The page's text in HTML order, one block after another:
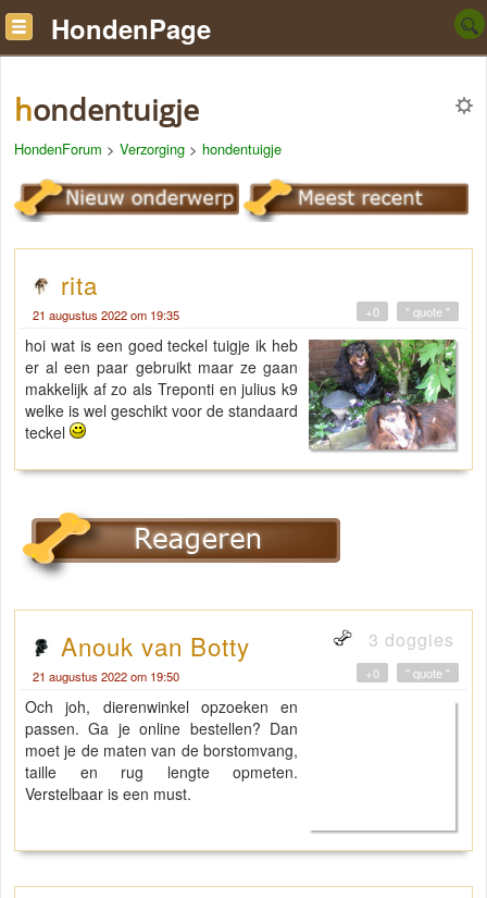
HondenPage
hondentuigje
HondenForum > Verzorging > hondentuigje
rita
21 augustus 2022 om 19:35 " quote "
+0
hoi wat is een goed teckel tuigje ik heb
er al een paar gebruikt maar ze gaan
makkelijk af zo als Treponti en julius k9
welke is wel geschikt voor de standaard
teckel
Anouk van Botty 3 doggies
21 augustus 2022 om 19:50 " quote "
+0
Och joh, dierenwinkel opzoeken en
passen. Ga je online bestellen? Dan
moet je de maten van de borstomvang,
taille en rug lengte opmeten.
Verstelbaar is een must.